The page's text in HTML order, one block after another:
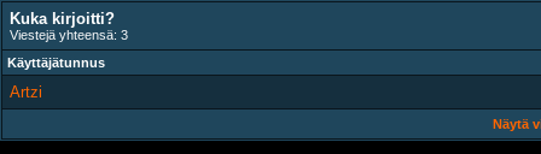
Kuka kirjoitti?
Viestejä yhteensä: 3
Käyttäjätunnus
Artzi
Näytä